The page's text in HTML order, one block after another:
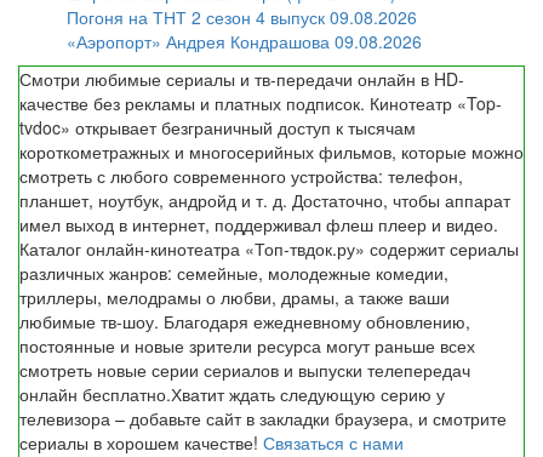
Погоня на ТНТ 2 сезон 4 выпуск 09.08.2026
«Аэропорт» Андрея Кондрашова 09.08.2026
Смотри любимые сериалы и тв-передачи онлайн в HD-
качестве без рекламы и платных подписок. Кинотеатр «Top-
tvdoc» открывает безграничный доступ к тысячам
короткометражных и многосерийных фильмов, которые можно
смотреть с любого современного устройства: телефон,
планшет, ноутбук, андройд и т. д. Достаточно, чтобы аппарат
имел выход в интернет, поддерживал флеш плеер и видео.
Каталог онлайн-кинотеатра «Топ-твдок.ру» содержит сериалы
различных жанров: семейные, молодежные комедии,
триллеры, мелодрамы о любви, драмы, а также ваши
любимые тв-шоу. Благодаря ежедневному обновлению,
постоянные и новые зрители ресурса могут раньше всех
смотреть новые серии сериалов и выпуски телепередач
онлайн бесплатно.Хватит ждать следующую серию у
телевизора – добавьте сайт в закладки браузера, и смотрите
сериалы в хорошем качестве! Связаться с нами